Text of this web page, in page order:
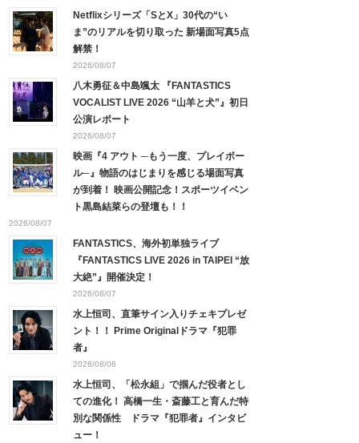
Netflixシリーズ「SとX」30代の“い
ま”のリアルを切り取った 新場面写真5点
解禁！
2026/08/07
八木勇征＆中島颯太 『FANTASTICS
VOCALIST LIVE 2026 “山羊と犬”』初日
公演レポート
2026/08/07
映画『4 アウト ─もう一度、プレイボー
ル─』物語のはじまりを感じる場面写真
が到着！ 映画公開記念！スポーツイベン
ト黒島結菜らの登壇も！！
2026/08/07
FANTASTICS、海外初単独ライブ
『FANTASTICS LIVE 2026 in TAIPEI “放
大絶”』開催決定！
2026/08/07
水上恒司、直筆サイン入りチェキプレゼ
ント！！ Prime Originalドラマ『犯罪
者』
2026/08/06
水上恒司、「松永組」で掴んだ役者とし
ての進化！ 高橋一生・斎藤工と育んだ特
別な関係性 ドラマ『犯罪者』インタビ
ュー！